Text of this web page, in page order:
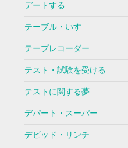
デートする
テーブル・いす
テープレコーダー
テスト・試験を受ける
テストに関する夢
デパート・スーパー
デビッド・リンチ